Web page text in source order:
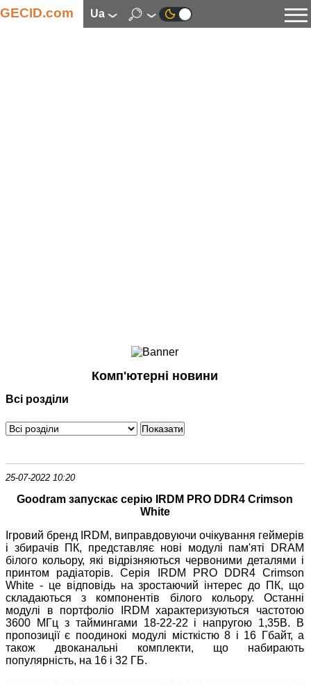
GECID.com ua
Смартфони
Периферія
Програмне забезпечення
Комп'ютерні новини
Всі розділи
25-07-2022 10:20
Goodram запускає серію IRDM PRO DDR4 Crimson
White
Ігровий бренд IRDM, виправдовуючи очікування геймерів
і збирачів ПК, представляє нові модулі пам'яті DRAM
білого кольору, які відрізняються червоними деталями і
принтом радіаторів. Серія IRDM PRO DDR4 Crimson
White - це відповідь на зростаючий інтерес до ПК, що
складаються з компонентів білого кольору. Останні
модулі в портфоліо IRDM характеризуються частотою
3600 МГц з таймингами 18-22-22 і напругою 1,35В. В
пропозиції є поодинокі модулі місткістю 8 і 16 Гбайт, а
також двоканальні комплекти, що набирають
популярність, на 16 і 32 ГБ.